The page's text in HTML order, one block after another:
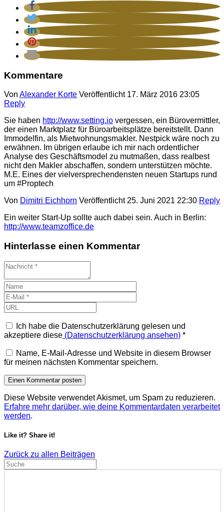
Kommentare
Von Alexander Korte Veröffentlicht17. März 2016 23:05
Reply
Sie haben http://www.setting.io vergessen, ein Bürovermittler,
der einen Marktplatz für Büroarbeitsplätze bereitstellt. Dann
Immodelfin, als Mietwohnungsmakler. Nestpick wäre noch zu
erwähnen. Im übrigen erlaube ich mir nach ordentlicher
Analyse des Geschäftsmodel zu mutmaßen, dass realbest
nicht den Makler abschaffen, sondern unterstützen möchte.
M.E. Eines der vielversprechendensten neuen Startups rund
um #Proptech
Von Dimitri Eichhorn Veröffentlicht25. Juni 2021 22:30 Reply
Ein weiter Start-Up sollte auch dabei sein. Auch in Berlin:
http://www.teamzoffice.de
Hinterlasse einen Kommentar
Ich habe die Datenschutzerklärung gelesen und
akzeptiere diese (Datenschutzerklärung ansehen) *
Name, E-Mail-Adresse und Website in diesem Browser
für meinen nächsten Kommentar speichern.
Diese Website verwendet Akismet, um Spam zu reduzieren.
Erfahre mehr darüber, wie deine Kommentardaten verarbeitet
werden.
Like it? Share it!
Zurück zu allen Beiträgen